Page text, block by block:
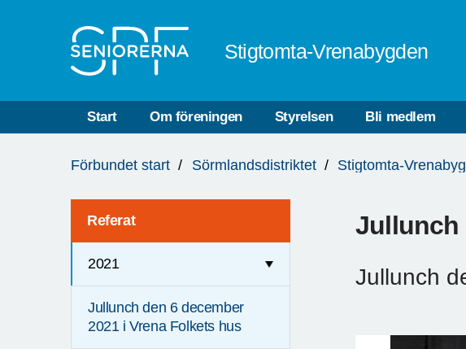
Stigtomta-Vrenabygden
Start Om föreningen Styrelsen Bli medlem
är
Förbundet start Sörmlandsdistriktet Stigtomta-
Referat
2021
Jullunch den 6 december
2021 i Vrena Folkets hus
Jullunch
Jullunch